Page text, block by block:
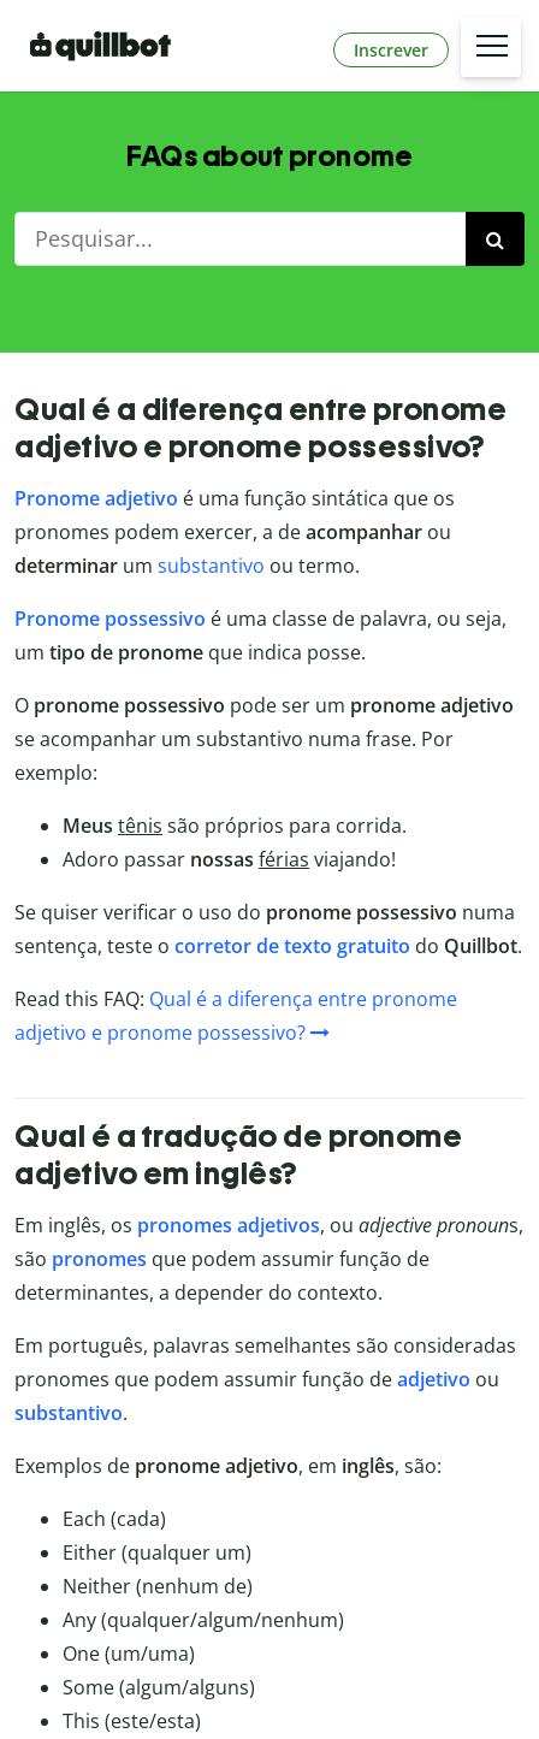
Inscrever
FAQs about pronome
Qual é a diferença entre pronome
adjetivo e pronome possessivo?
Pronome adjetivo é uma função sintática que os
pronomes podem exercer, a deacompanhar ou
determinar um substantivo ou termo.
Pronome possessivo é uma classe de palavra, ou seja,
um tipo de pronome que indica posse.
O pronome possessivo pode ser um pronome adjetivo
se acompanhar um substantivo numa frase. Por
exemplo:
Meus tênis são próprios para corrida.
Adoro passar nossas férias viajando!
Se quiser verificar o uso do pronome possessivo numa
sentença, teste o corretor de texto gratuito do Quillbot.
Read this FAQ: Qual é a diferença entre pronome
adjetivo e pronome possessivo?
Qual é a tradução de pronome
adjetivo em inglês?
Em inglês, os pronomes adjetivos, ou adjective pronouns,
são pronomes que podem assumir função de
determinantes, a depender do contexto.
Em português, palavras semelhantes são consideradas
pronomes que podem assumir função deadjetivo ou
substantivo.
Exemplos de pronome adjetivo, em inglês, são:
Each (cada)
Either (qualquer um)
Neither (nenhum de)
Any (qualquer/algum/nenhum)
One (um/uma)
Some (algum/alguns)
This (este/esta)